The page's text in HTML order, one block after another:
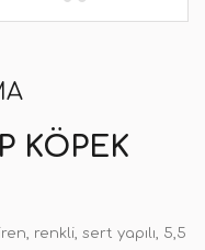
KÖPEK
renkli, sert yapılı, 5,5